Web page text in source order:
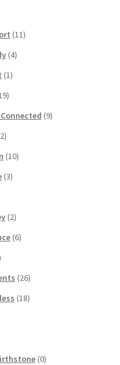
(11)
(4)
(1)
(9)
(10)
(3)
(2)
(6)
(26)
(18)
(0)